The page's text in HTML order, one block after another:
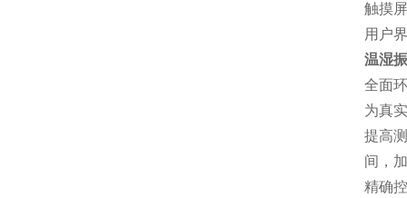
触摸
用户
温湿
全面
为真
提高
间，
精确